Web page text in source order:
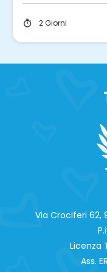
timer 2 Giorni
Via Crociferi 62,
Licenza
Ass.